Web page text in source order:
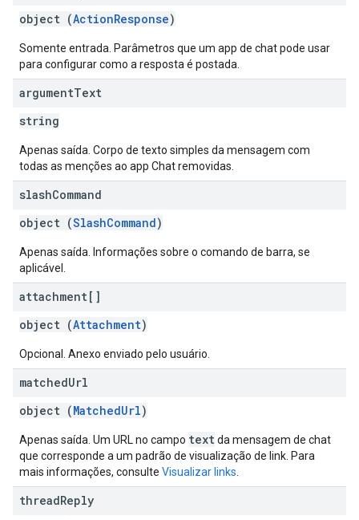
object (ActionResponse)
Somente entrada. Parâmetros que um app de chat pode usar
para configurar como a resposta é postada.
argumentText
string
Apenas saída. Corpo de texto simples da mensagem com
todas as menções ao app Chat removidas.
slashCommand
object (SlashCommand)
Apenas saída. Informações sobre o comando de barra, se
aplicável.
attachment[]
object (Attachment)
Opcional. Anexo enviado pelo usuário.
matchedUrl
object (MatchedUrl)
Apenas saída. Um URL no campo textda mensagem de chat
que corresponde a um padrão de visualização de link. Para
mais informações, consulte Visualizar links
threadReply